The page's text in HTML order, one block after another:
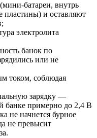
батареи, внутрь
и оставляют
электролита
банок по
или не
током, соблюдая
зарядку —
банке примерно до 2,4 В
не начнется бурное
не превысит